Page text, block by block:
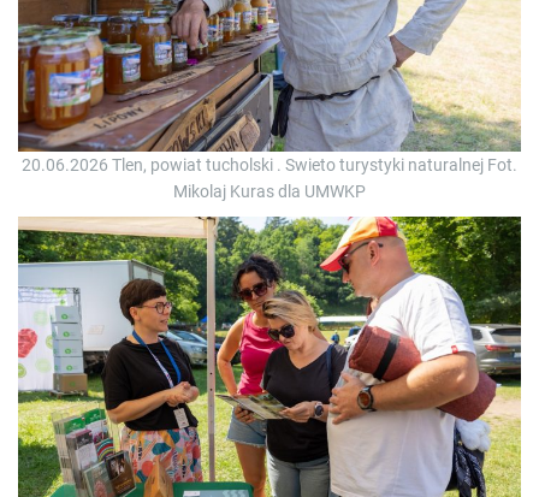
20.06.2026 Tlen, powiat tucholski . Swieto turystyki naturalnej Fot.
Mikolaj Kuras dla UMWKP